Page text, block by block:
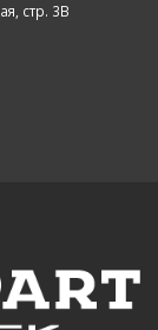
стр. 3В